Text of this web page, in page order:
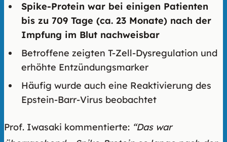
Spike-Protein war bei einigen Patienten
bis zu 709 Tage (ca. 23 Monate) nach der
Impfung im Blut nachweisbar
Betroffene zeigten T-Zell-Dysregulation und
erhöhte Entzündungsmarker
Häufig wurde auch eine Reaktivierung des
Epstein-Barr-Virus beobachtet
Prof. Iwasaki kommentierte: “Das war